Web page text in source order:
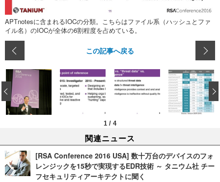
APTnotesに含まれるIOCの分類。こちらはファイル系（ハッシュとファ
イル名）のIOCが全体の6割程度を占めている。
この記事へ戻る
1 / 4
‹
関連ニュース
[RSA Conference 2016 USA] 数十万台のデバイスのフォ
レンジックを15秒で実現するEDR技術 ～ タニウム社 チー
フセキュリティアーキテクトに聞く